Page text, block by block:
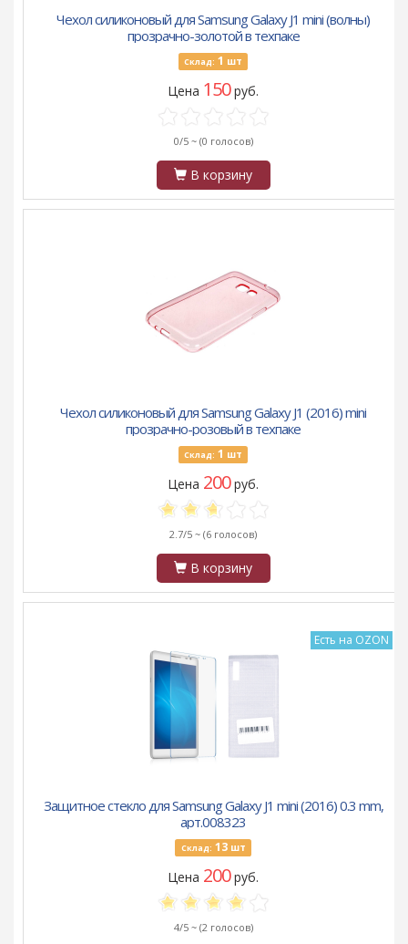
Чехол силиконовый для Samsung Galaxy J1 mini (волны)
прозрачно-золотой в техпаке
Склад: 1 шт
Цена 150руб.
0/5 ~ (0 голосов)
В корзину
Чехол силиконовый для Samsung Galaxy J1 (2016) mini
прозрачно-розовый в техпаке
Склад: 1 шт
Цена 200руб.
2.7/5 ~ (6 голосов)
В корзину
Есть на OZON
Защитное стекло для Samsung Galaxy J1 mini (2016) 0.3 mm,
арт.008323
Склад: 13шт
Цена 200руб.
4/5 ~ (2 голосов)